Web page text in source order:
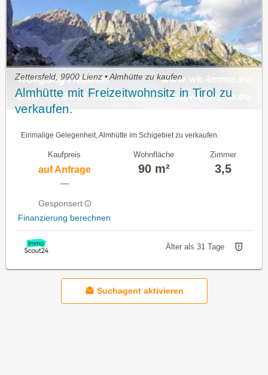
Zettersfeld, 9900 Lienz • Almhütte zu kaufen
Almhütte mit Freizeitwohnsitz in Tirol zu
verkaufen.
Einmalige Gelegenheit, Almhütte im Schigebiet zu verkaufen.
Kaufpreis
auf Anfrage
—
Gesponsert
Finanzierung berechnen
Wohnfläche
90 m²
Zimmer
3,5
Älter als 31 Tage
Suchagent aktivieren